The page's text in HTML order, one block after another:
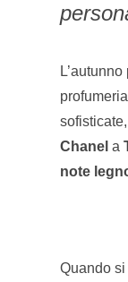
Chanel a
note
Quando